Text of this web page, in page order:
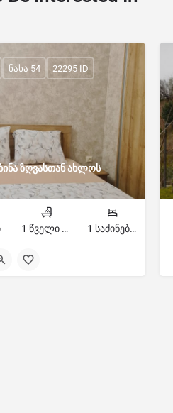
ზღვასთან ახლოს
ნახა 54 22295 ID
1 წველი წერტილი 1 საძინებელი